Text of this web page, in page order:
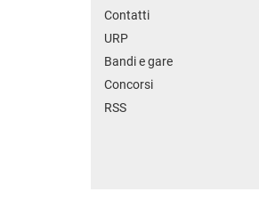
Contatti
URP
Bandi e gare
Concorsi
RSS